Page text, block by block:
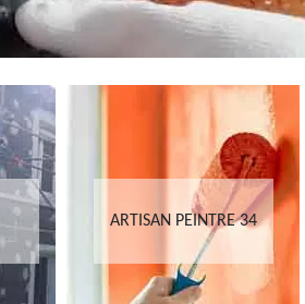
ARTISAN PEINTRE 34